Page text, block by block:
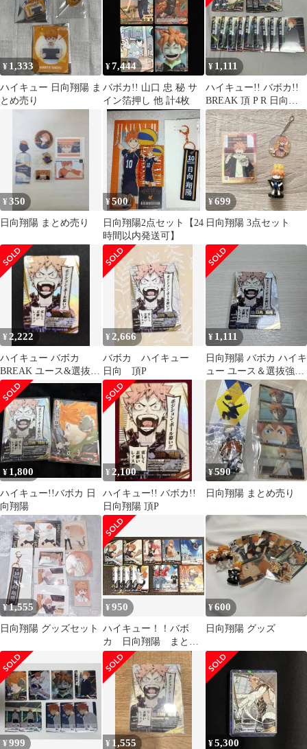
¥ 1,333
ハイキュー 日向翔陽 ま
とめ売り
¥7,444
バボカ!! 山口 忠 秘 サ
イン箔押し 他 計4枚
¥ 1,111
ハイキュー!! バボカ!!
BREAK 頂 P R 日向翔
陽 14点
¥350
日向翔陽 まとめ売り
¥500
日向翔陽2点セット【24
時間以内発送可】
¥699
日向翔陽 3点セット
¥ 2,222
ハイキュー バボカ
BREAK ユース&選抜強
化合宿 頂P 日向翔陽
¥ 2,666
バボカ ハイキュー
日向 頂P
¥ 1,111
日向翔陽 バボカ ハイキ
ュー ユース＆選抜強化
合宿 頂P
¥ 1,800
ハイキュー!!バボカ 日
向翔陽
¥2,100
ハイキュー!! バボカ!!
日向翔陽 頂P
¥590
日向翔陽 まとめ売り
¥1,555
日向翔陽 グッズセット
¥950
ハイキュー！！バボ
カ 日向翔陽 まとめ
売り
¥600
日向翔陽 グッズ
¥999 ¥ 1,555 ¥5,300